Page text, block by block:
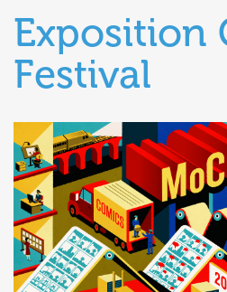
Exposition
Festival